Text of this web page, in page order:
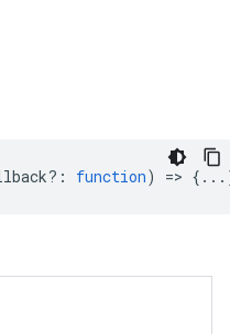
: function) =>